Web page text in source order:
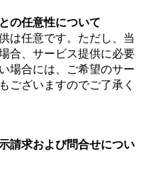
の任意性について
は任意です。ただし、当
合、サービス提供に必要
場合には、ご希望のサー
ございますのでご了承く
請求および問合せについ